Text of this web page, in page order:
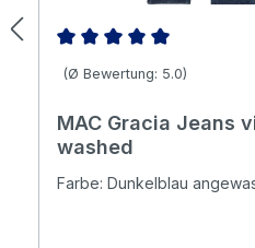
Durchschnittliche
(Ø Bewertung: 5.0)
MAC Gracia Jeans
washed
Farbe: Dunkelblau